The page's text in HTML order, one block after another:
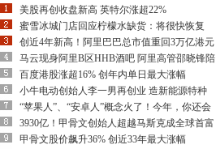
美股再创收盘新高 英特尔涨超22%
蜜雪冰城门店回应柠檬水缺货：将很快恢复
创近4年新高！阿里巴巴总市值重回3万亿港元
马云现身阿里B区HHB酒吧 阿里高管邵晓锋陪
百度港股涨超16% 创年内单日最大涨幅
小牛电动创始人李一男再创业 造新能源特种
“苹果人”、“安卓人”概念火了！今年，你还会
3930亿！甲骨文创始人超越马斯克成全球首富
甲骨文股价飙升36% 创近33年最大涨幅